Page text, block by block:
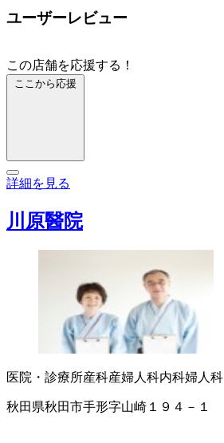
ユーザーレビュー
この店舗を応援する！
ここから応援
詳細を見る
川原醫院
医院・診療所産科産婦人科内科婦人科
秋田県秋田市手形字山崎１９４－１